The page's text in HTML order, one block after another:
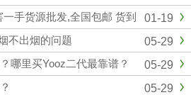
货，我们是悦刻RELX官方一手供应
国各大实体店建立了紧密的合作关系，
从生产到销售环节...
01-19
手货源批发,全国包邮 货到
05-29
不出烟的问题
05-29
哪里买Yooz二代最靠谱？
05-29